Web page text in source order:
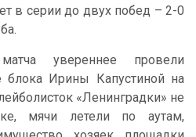
в серии до двух побед – 2-0
увереннее провели
Ирины Капустиной на
«Ленинградки» не
мячи летели по аутам,